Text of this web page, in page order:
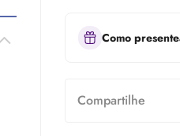
Como
Compartilhe